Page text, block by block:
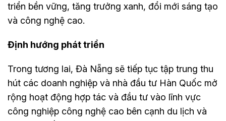
triển bền vững, tăng trưởng xanh, đổi mới sáng tạo
và công nghệ cao.
Định hướng phát triển
Trong tương lai, Đà Nẵng sẽ tiếp tục tập trung thu
hút các doanh nghiệp và nhà đầu tư Hàn Quốc mở
rộng hoạt động hợp tác và đầu tư vào lĩnh vực
công nghiệp công nghệ cao bên cạnh du lịch và